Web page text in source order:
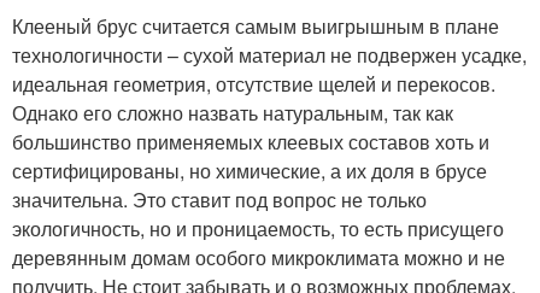
Клееный брус считается самым выигрышным в плане
технологичности – сухой материал не подвержен усадке,
идеальная геометрия, отсутствие щелей и перекосов.
Однако его сложно назвать натуральным, так как
большинство применяемых клеевых составов хоть и
сертифицированы, но химические, а их доля в брусе
значительна. Это ставит под вопрос не только
экологичность, но и проницаемость, то есть присущего
деревянным домам особого микроклимата можно и не
получить. Не стоит забывать и о возможных проблемах,